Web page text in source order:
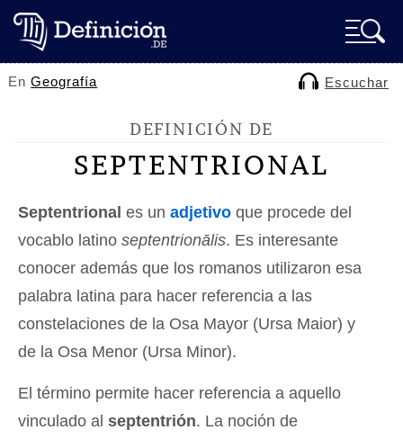
EnGeografía Escuchar
DEFINICIÓN DE
SEPTENTRIONAL
Septentrional es un adjetivo que procede del
vocablo latino septentrionālis. Es interesante
conocer además que los romanos utilizaron esa
palabra latina para hacer referencia a las
constelaciones de la Osa Mayor (Ursa Maior) y
de la Osa Menor (Ursa Minor).
El término permite hacer referencia a aquello
vinculado al septentrión. La noción de